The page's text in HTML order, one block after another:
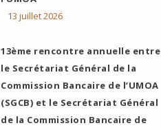
13 juillet 2026
13ème rencontre annuelle entre
le Secrétariat Général de la
Commission Bancaire de l’UMOA
(SGCB) et le Secrétariat Général
de la Commission Bancaire de